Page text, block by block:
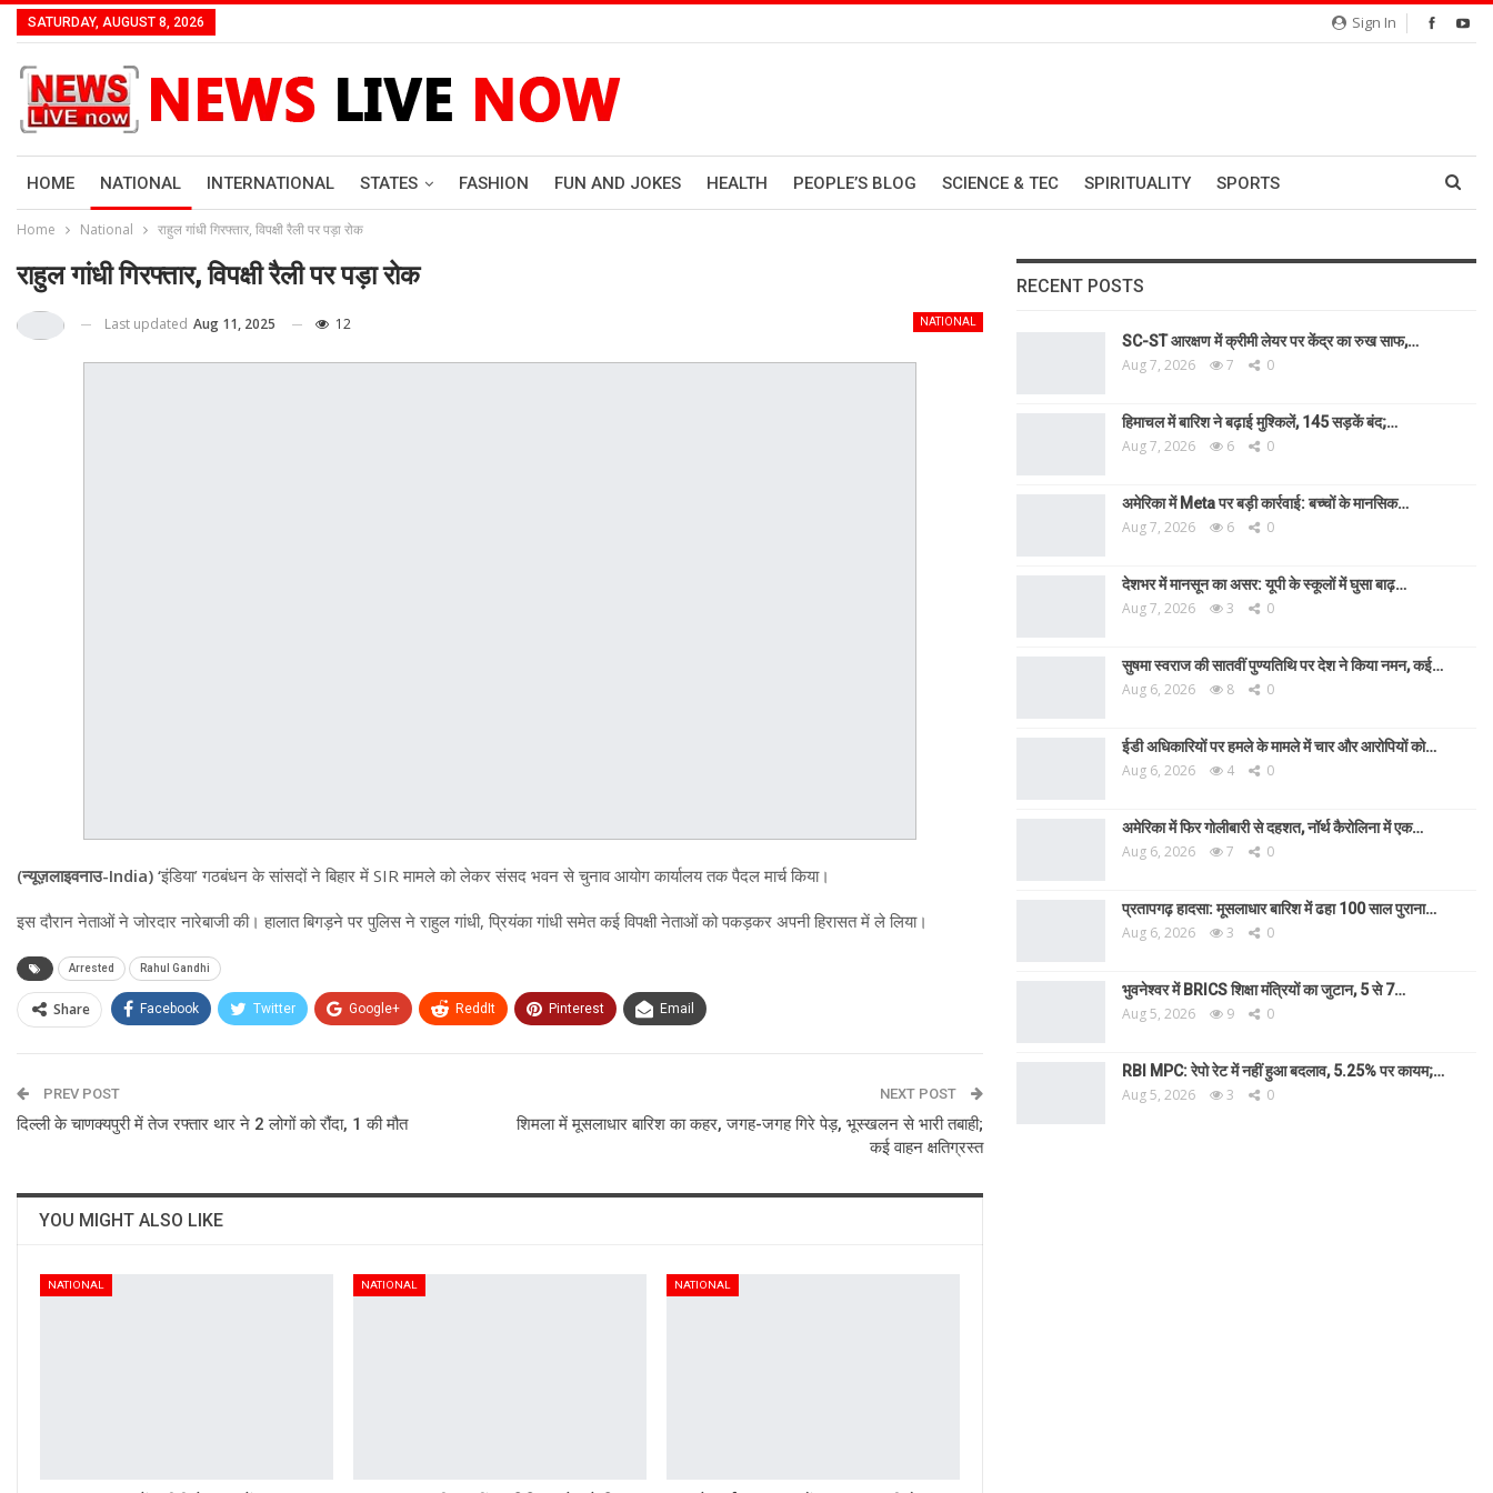
Sign In
SATURDAY, AUGUST 8, 2026
HOME NATIONAL INTERNATIONAL STATES FASHION FUN AND JOKES HEALTH PEOPLE’S BLOG SCIENCE & TEC SPIRITUALITY SPORTS
Home National राहुल गांधी गिरफ्तार, विपक्षी रैली पर पड़ा रोक
राहुल गांधी गिरफ्तार, विपक्षी रैली पर पड़ा रोक
NATIONAL
Last updated Aug 11, 2025 12
(न्यूज़लाइवनाउ-India) ‘इंडिया’ गठबंधन के सांसदों ने बिहार में SIR मामले को लेकर संसद भवन से चुनाव आयोग कार्यालय तक पैदल मार्च किया।
इस दौरान नेताओं ने जोरदार नारेबाजी की। हालात बिगड़ने पर पुलिस ने राहुल गांधी, प्रियंका गांधी समेत कई विपक्षी नेताओं को पकड़कर अपनी हिरासत में ले लिया।
Arrested Rahul Gandhi
Share Facebook Twitter Google+ ReddIt Pinterest Email
PREV POST
दिल्ली के चाणक्यपुरी में तेज रफ्तार थार ने 2 लोगों को रौंदा, 1 की मौत
NEXT POST
शिमला में मूसलाधार बारिश का कहर, जगह-जगह गिरे पेड़, भूस्खलन से भारी तबाही;
कई वाहन क्षतिग्रस्त
YOU MIGHT ALSO LIKE
NATIONAL NATIONAL NATIONAL
RECENT POSTS
SC-ST आरक्षण में क्रीमी लेयर पर केंद्र का रुख साफ,…
Aug 7, 2026 7 0
हिमाचल में बारिश ने बढ़ाई मुश्किलें, 145 सड़कें बंद;…
Aug 7, 2026 6 0
अमेरिका में Meta पर बड़ी कार्रवाई: बच्चों के मानसिक…
Aug 7, 2026 6 0
देशभर में मानसून का असर: यूपी के स्कूलों में घुसा बाढ़…
Aug 7, 2026 3 0
सुषमा स्वराज की सातवीं पुण्यतिथि पर देश ने किया नमन, कई…
Aug 6, 2026 8 0
ईडी अधिकारियों पर हमले के मामले में चार और आरोपियों को…
Aug 6, 2026 4 0
अमेरिका में फिर गोलीबारी से दहशत, नॉर्थ कैरोलिना में एक…
Aug 6, 2026 7 0
प्रतापगढ़ हादसा: मूसलाधार बारिश में ढहा 100 साल पुराना…
Aug 6, 2026 3 0
भुवनेश्वर में BRICS शिक्षा मंत्रियों का जुटान, 5 से 7…
Aug 5, 2026 9 0
RBI MPC: रेपो रेट में नहीं हुआ बदलाव, 5.25% पर कायम;…
Aug 5, 2026 3 0